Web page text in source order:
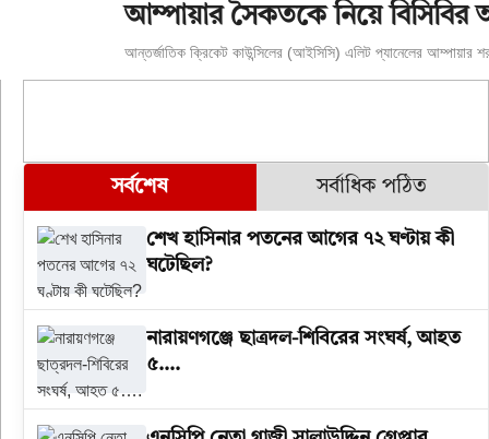
আম্পায়ার সৈকতকে নিয়ে বিসিবির
আন্তর্জাতিক ক্রিকেট কাউন্সিলের (আইসিসি) এলিট প্যানেলের আম্পায়ার
সর্বশেষ সর্বাধিক পঠিত
শেখ হাসিনার পতনের আগের ৭২ ঘণ্টায় কী
ঘটেছিল?
‎নারায়ণগঞ্জে ছাত্রদল-শিবিরের সংঘর্ষ, আহত
৫….